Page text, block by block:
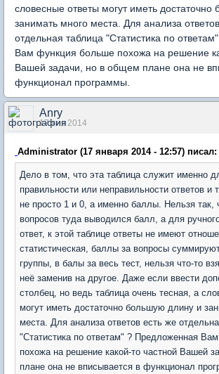
словесные ответы могут иметь
занимать много места. Для анализа
отдельная таблица "Статистика по
Вам функция больше похожа на решение
Вашей задачи, но в общем плане она не
функционал программы.
Anry
17 янв 2014
Administrator (17 января 2014 - 12:57) писал:
Дело в том, что эта таблица служит именно
правильности или неправильности ответов и
не просто 1 и 0, а именно баллы. Нельзя так,
вопросов туда выводился балл, а для
ответ, к этой таблице ответы не имеют
статистическая, баллы за вопросы
группы, в балы за весь тест, нельзя что-то
неё заменив на другое. Даже если ввести
столбец, но ведь таблица очень тесная, а
могут иметь достаточно большую длину и
места. Для анализа ответов есть же
"Статистика по ответам" ? Предложенная
похожа на решение какой-то частной Вашей
плане она не вписывается в функционал